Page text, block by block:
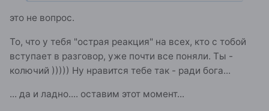
это не вопрос.
То, что у тебя "острая реакция" на всех, кто с тобой
вступает в разговор, уже почти все поняли. Ты -
колючий ))))) Ну нравится тебе так - ради бога...
... да и ладно.... оставим этот момент...